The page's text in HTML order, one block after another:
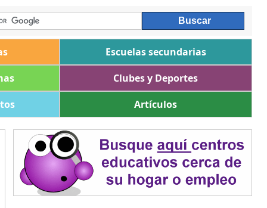
Escuelas secundarias
Clubes y Deportes
Artículos